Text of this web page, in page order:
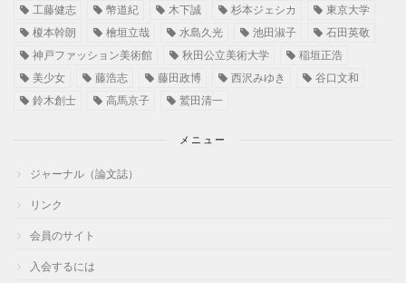
工藤健志
幣道紀 木下誠 杉本ジェシカ
東京大学
榎本幹朗
檜垣立哉 水島久光 池田淑子
石田英敬
神戸ファッション美術館
秋田公立美術大学
稲垣正浩
美少女
藤浩志 藤田政博 西沢みゆき
谷口文和
鈴木創士
高馬京子 鷲田清一
メニュー
ジャーナル（論文誌）
リンク
会員のサイト
入会するには